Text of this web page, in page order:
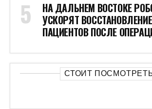
НА ДАЛЬНЕМ ВОСТОКЕ
УСКОРЯТ ВОССТАНОВЛЕНИЕ
ПАЦИЕНТОВ ПОСЛЕ
СТОИТ